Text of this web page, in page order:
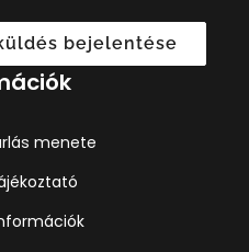
bejelentése
menete